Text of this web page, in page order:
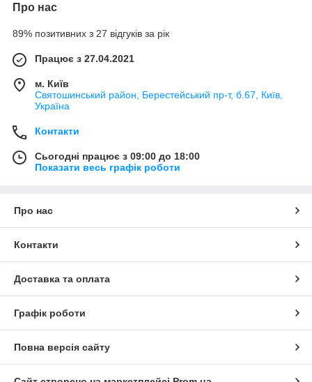
Про нас
89% позитивних з 27 відгуків за рік
Працює з 27.04.2021
м. Київ
Святошинський район, Берестейський пр-т, б.67, Київ,
Україна
Контакти
Сьогодні працює з 09:00 до 18:00
Показати весь графік роботи
Про нас
Контакти
Доставка та оплата
Графік роботи
Повна версія сайту